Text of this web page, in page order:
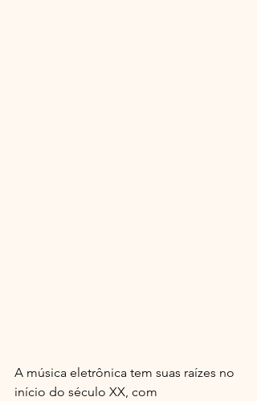
A música eletrônica tem suas raízes no
início do século XX, com